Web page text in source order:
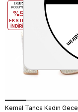
EKLE5
KODUYLA
%5
EKSTRA
İNDİRİM